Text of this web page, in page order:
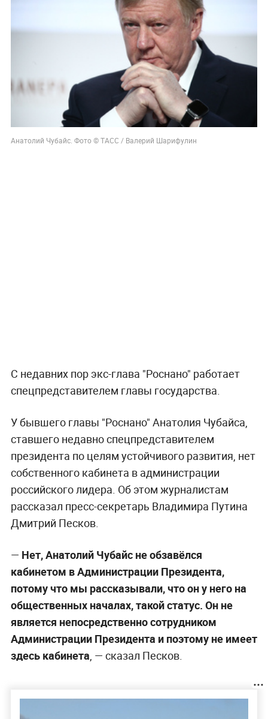
Анатолий Чубайс. Фото © ТАСС / Валерий Шарифулин
С недавних пор экс-глава "Роснано" работает
спецпредставителем главы государства.
У бывшего главы "Роснано" Анатолия Чубайса,
ставшего недавно спецпредставителем
президента по целям устойчивого развития, нет
собственного кабинета в администрации
российского лидера. Об этом журналистам
рассказал пресс-секретарь Владимира Путина
Дмитрий Песков.
— Нет, Анатолий Чубайс не обзавёлся
кабинетом в Администрации Президента,
потому что мы рассказывали, что он у него на
общественных началах, такой статус. Он не
является непосредственно сотрудником
Администрации Президента и поэтому не имеет
здесь кабинета , — сказал Песков.